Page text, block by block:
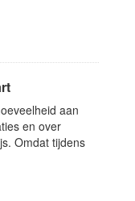
aan
en over
Omdat tijdens